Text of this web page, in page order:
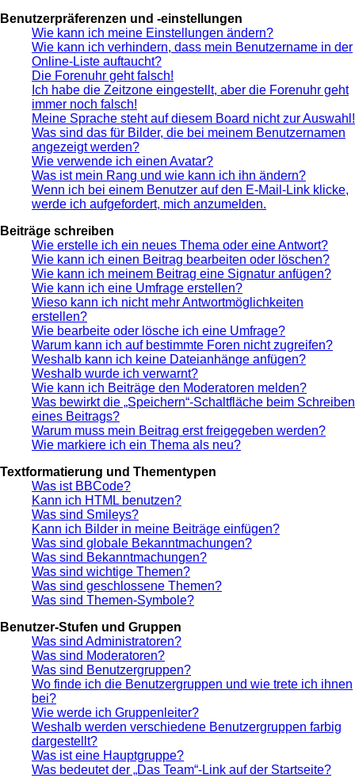
Benutzerpräferenzen und -einstellungen
Wie kann ich meine Einstellungen ändern?
Wie kann ich verhindern, dass mein Benutzername in der
Online-Liste auftaucht?
Die Forenuhr geht falsch!
Ich habe die Zeitzone eingestellt, aber die Forenuhr geht
immer noch falsch!
Meine Sprache steht auf diesem Board nicht zur Auswahl!
Was sind das für Bilder, die bei meinem Benutzernamen
angezeigt werden?
Wie verwende ich einen Avatar?
Was ist mein Rang und wie kann ich ihn ändern?
Wenn ich bei einem Benutzer auf den E-Mail-Link klicke,
werde ich aufgefordert, mich anzumelden.
Beiträge schreiben
Wie erstelle ich ein neues Thema oder eine Antwort?
Wie kann ich einen Beitrag bearbeiten oder löschen?
Wie kann ich meinem Beitrag eine Signatur anfügen?
Wie kann ich eine Umfrage erstellen?
Wieso kann ich nicht mehr Antwortmöglichkeiten
erstellen?
Wie bearbeite oder lösche ich eine Umfrage?
Warum kann ich auf bestimmte Foren nicht zugreifen?
Weshalb kann ich keine Dateianhänge anfügen?
Weshalb wurde ich verwarnt?
Wie kann ich Beiträge den Moderatoren melden?
Was bewirkt die „Speichern“-Schaltfläche beim Schreiben
eines Beitrags?
Warum muss mein Beitrag erst freigegeben werden?
Wie markiere ich ein Thema als neu?
Textformatierung und Thementypen
Was ist BBCode?
Kann ich HTML benutzen?
Was sind Smileys?
Kann ich Bilder in meine Beiträge einfügen?
Was sind globale Bekanntmachungen?
Was sind Bekanntmachungen?
Was sind wichtige Themen?
Was sind geschlossene Themen?
Was sind Themen-Symbole?
Benutzer-Stufen und Gruppen
Was sind Administratoren?
Was sind Moderatoren?
Was sind Benutzergruppen?
Wo finde ich die Benutzergruppen und wie trete ich ihnen
bei?
Wie werde ich Gruppenleiter?
Weshalb werden verschiedene Benutzergruppen farbig
dargestellt?
Was ist eine Hauptgruppe?
Was bedeutet der „Das Team“-Link auf der Startseite?